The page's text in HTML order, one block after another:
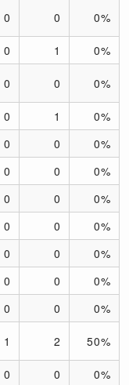
0 0 0%
0 1
0%
0 0 0%
0 1
0%
0 0
0%
0 0
0%
0 0
0%
0 0
0%
0 0
0%
0 0
0%
0 0
0%
1 2 50%
0 0
0%